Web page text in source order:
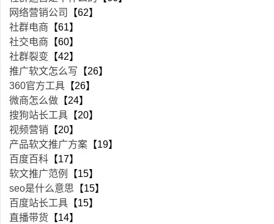
网络营销公司
【62】
社群电商 【61】
社交电商 【60】
社群裂变 【42】
推广软文怎么写 【26】
360官方工具 【26】
微商怎么做 【24】
搜狗站长工具 【20】
视频营销 【20】
产品软文推广方案 【19】
百度百科 【17】
软文推广范例
【15】
seo是什么意思 【15】
百度站长工具 【15】
直播带货 【14】